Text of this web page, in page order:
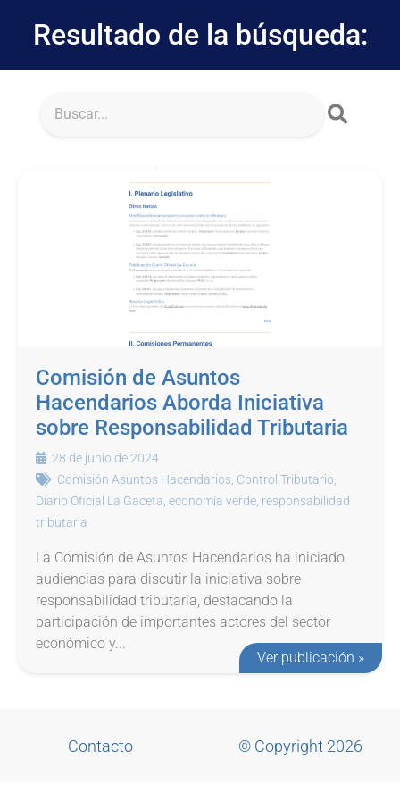
Resultado de la búsqueda:
Comisión de Asuntos
Hacendarios Aborda Iniciativa
sobre Responsabilidad Tributaria
28 de junio de 2024
Comisión Asuntos Hacendarios Control Tributario
Diario Oficial La Gaceta economía verde responsabilidad
tributaria
La Comisión de Asuntos Hacendarios ha iniciado
audiencias para discutir la iniciativa sobre
responsabilidad tributaria, destacando la
participación de importantes actores del sector
económico y...
Ver publicación »
Contacto © Copyright 2026